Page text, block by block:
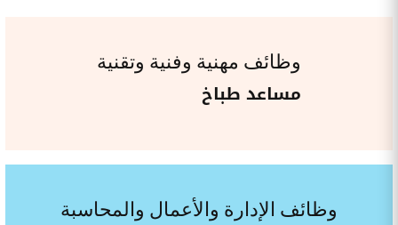
وظائف مهنية وفنية وتقنية
مساعد طباخ
وظائف الإدارة والأعمال والمحاسبة